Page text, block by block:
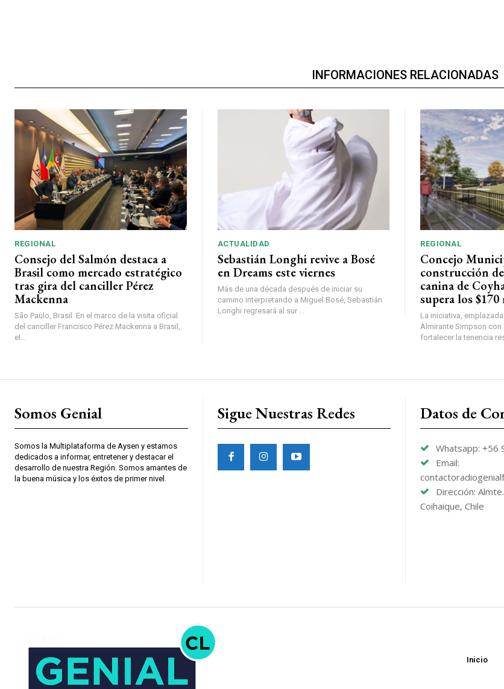
INFORMACIONES RELACIONADAS
REGIONAL
Consejo del Salmón destaca a
Brasil como mercado estratégico
tras gira del canciller Pérez
Mackenna
São Paulo, Brasil. En el marco de la visita oficial
del canciller Francisco Pérez Mackenna a Brasil,
el...
ACTUALIDAD
Sebastián Longhi revive a Bosé
en Dreams este viernes
Más de una década después de iniciar su
camino interpretando a Miguel Bosé, Sebastián
Longhi regresará al sur ...
REGIONAL
Concejo
construcción
canina de
supera los
La iniciativa,
Almirante Simpson
fortalecer la tenencia
Somos Genial
Somos la Multiplataforma de Aysen y estamos
dedicados a informar, entretener y destacar el
desarrollo de nuestra Región. Somos amantes de
la buena música y los éxitos de primer nivel.
Sigue Nuestras Redes Datos de
Whatsapp: +56
Email:
Dirección:
Coihaique, Chile
Inicio